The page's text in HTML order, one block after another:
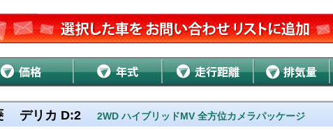
デリカ D:2 2WD ハイブリッドMV 全方位カメラパッケージ